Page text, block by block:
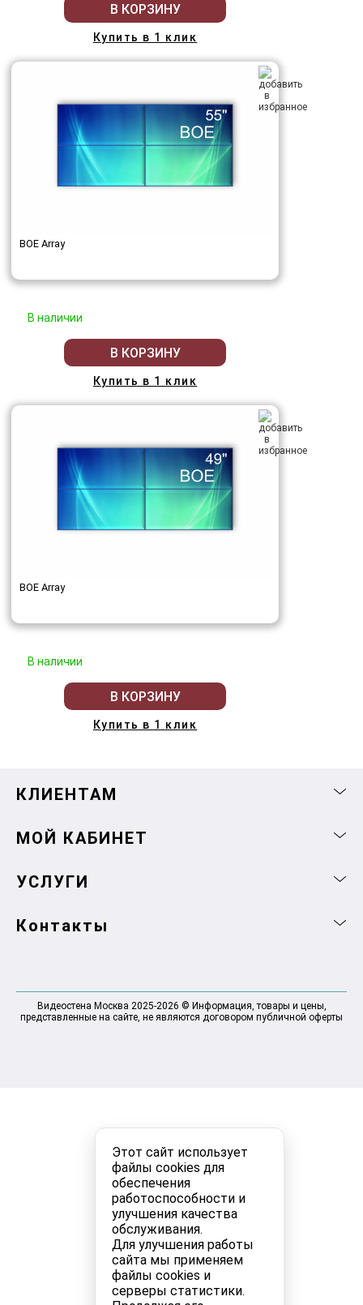
Этот сайт использует
файлы cookies для
обеспечения
работоспособности и
улучшения качества
обслуживания.
Для улучшения работы
сайта мы применяем
файлы cookies и
серверы статистики.
В КОРЗИНУ
Купить в 1 клик
BOE Array
В наличии
В КОРЗИНУ
Купить в 1 клик
BOE Array
В наличии
В КОРЗИНУ
Купить в 1 клик
КЛИЕНТАМ
МОЙ КАБИНЕТ
УСЛУГИ
Контакты
Видеостена Москва 2025-2026 © Информация, товары и цены,
представленные на сайте, не являются договором публичной оферты